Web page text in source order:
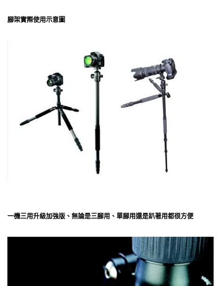
腳架實際使用示意圖
一機三用升級加強版、無論是三腳用、單腳用還是趴著用都很方便